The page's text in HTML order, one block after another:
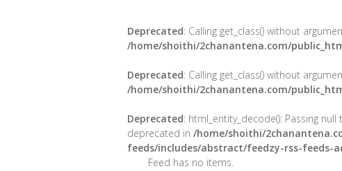
Deprecated: Calling get_class() without
/home/shoithi/2chanantena.com/
Deprecated: Calling get_class() without
/home/shoithi/2chanantena.com/
Deprecated: html_entity_decode(): Passing
deprecated in /home/shoithi/
feeds/includes/abstract/feedzy-rss-feeds-
Feed has no items.